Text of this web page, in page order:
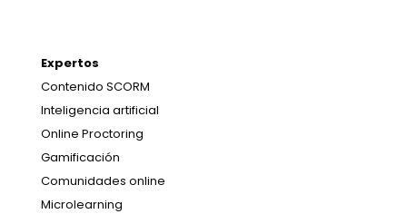
Expertos
Contenido SCORM
Inteligencia artificial
Online Proctoring
Gamificación
Comunidades online
Microlearning